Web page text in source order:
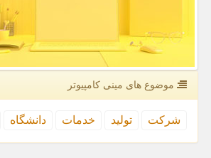
موضوع های مینی كامپیوتر
شركت تولید خدمات دانشگاه